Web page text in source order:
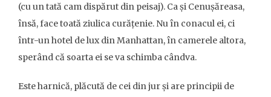
(cu un tată cam dispărut din peisaj). Ca și Cenușăreasa,
însă, face toată ziulica curățenie. Nu în conacul ei, ci
într-un hotel de lux din Manhattan, în camerele altora,
sperând că soarta ei se va schimba cândva.
Este harnică, plăcută de cei din jur și are principii de